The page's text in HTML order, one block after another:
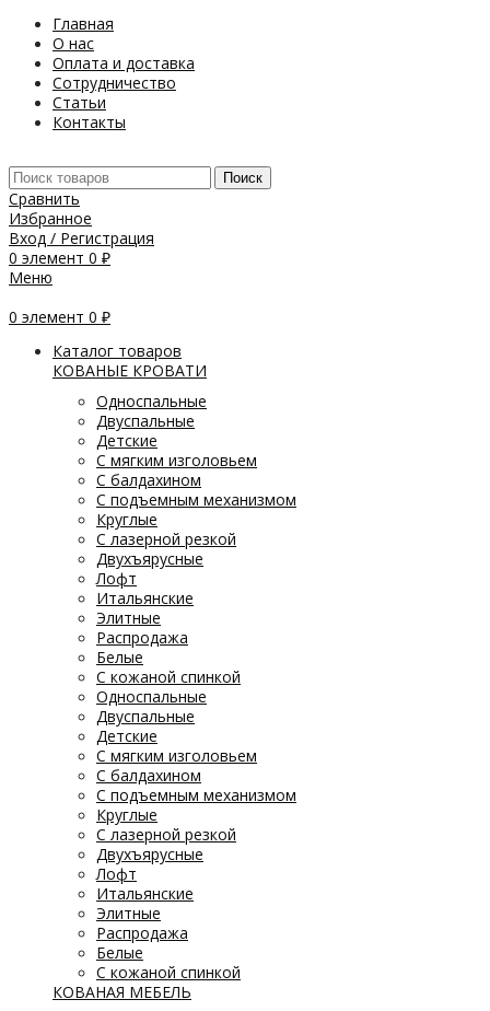
Главная
О нас
Оплата и доставка
Сотрудничество
Статьи
Контакты
Поиск
Сравнить
Избранное
Вход / Регистрация
0 элемент 0 ₽
Меню
0 элемент 0 ₽
Каталог товаров
КОВАНЫЕ КРОВАТИ
Односпальные
Двуспальные
Детские
С мягким изголовьем
С балдахином
С подъемным механизмом
Круглые
С лазерной резкой
Двухъярусные
Лофт
Итальянские
Элитные
Распродажа
Белые
С кожаной спинкой
Односпальные
Двуспальные
Детские
С мягким изголовьем
С балдахином
С подъемным механизмом
Круглые
С лазерной резкой
Двухъярусные
Лофт
Итальянские
Элитные
Распродажа
Белые
С кожаной спинкой
КОВАНАЯ МЕБЕЛЬ